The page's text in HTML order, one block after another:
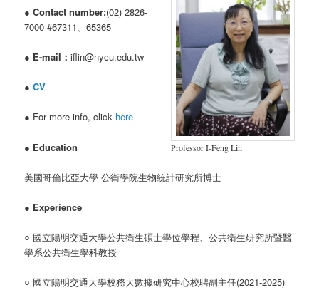
Professor I-Feng Lin
●Contact number:(02) 2826-
7000 #67311、65365
● E-mail：iflin@nycu.edu.tw
●CV
● For more info, click here
● Education
美國哥倫比亞大學 公衛學院生物統計研究所博士
● Experience
○ 國立陽明交通大學公共衛生碩士學位學程、公共衛生研究所暨醫
學系公共衛生學科教授
○ 國立陽明交通大學校務大數據研究中心校聘副主任(2021-2025)